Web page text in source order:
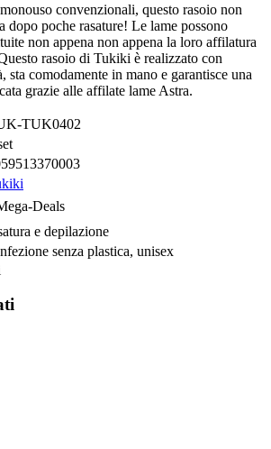
convenzionali, questo rasoio non
dopo poche rasature! Le lame possono
non appena non appena la loro affilatura
rasoio di Tukiki è realizzato con
sta comodamente in mano e garantisce una
grazie alle affilate lame Astra.
TUK0402
Deals
e depilazione
senza plastica, unisex